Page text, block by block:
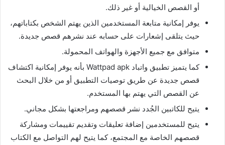
أو القصص الخيالية أو غير ذلك.
يوفر إمكانية متابعة المستخدمين الذين يهتم الشخص بكتاباتهم،
حيث يتلقى إشعارات على حسابه عند نشرهم قصص جديدة.
متوافق مع جميع الأجهزة والهواتف المحمولة.
كما يتميز تطبيق واتباد Wattpad apk بأنه يوفر إمكانية اكتشاف
قصص جديدة عن طريق توصيات التطبيق أو من خلال البحث
عن القصص التي يهتم بها المستخدم.
يتيح للكاتبين الجُدد نشر قصصهم ومراجعتها بشكل مجاني.
يتيح للمستخدمين إضافة تعليقات وتقديم تقييمات ومشاركة
قصصهم الخاصة مع المجتمع، كما يتيح لهم التواصل مع الكتاب